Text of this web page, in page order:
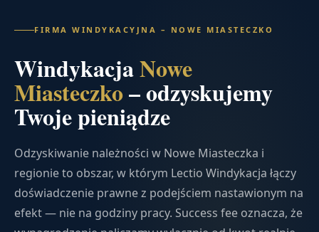
FIRMA WINDYKACYJNA – NOWE MIASTECZKO
WindykacjaNowe
Miasteczko– odzyskujemy
Twoje pieniądze
Odzyskiwanie należności w Nowe Miasteczka i
regionie to obszar, w którym Lectio Windykacja łączy
doświadczenie prawne z podejściem nastawionym na
efekt — nie na godziny pracy. Success fee oznacza, że